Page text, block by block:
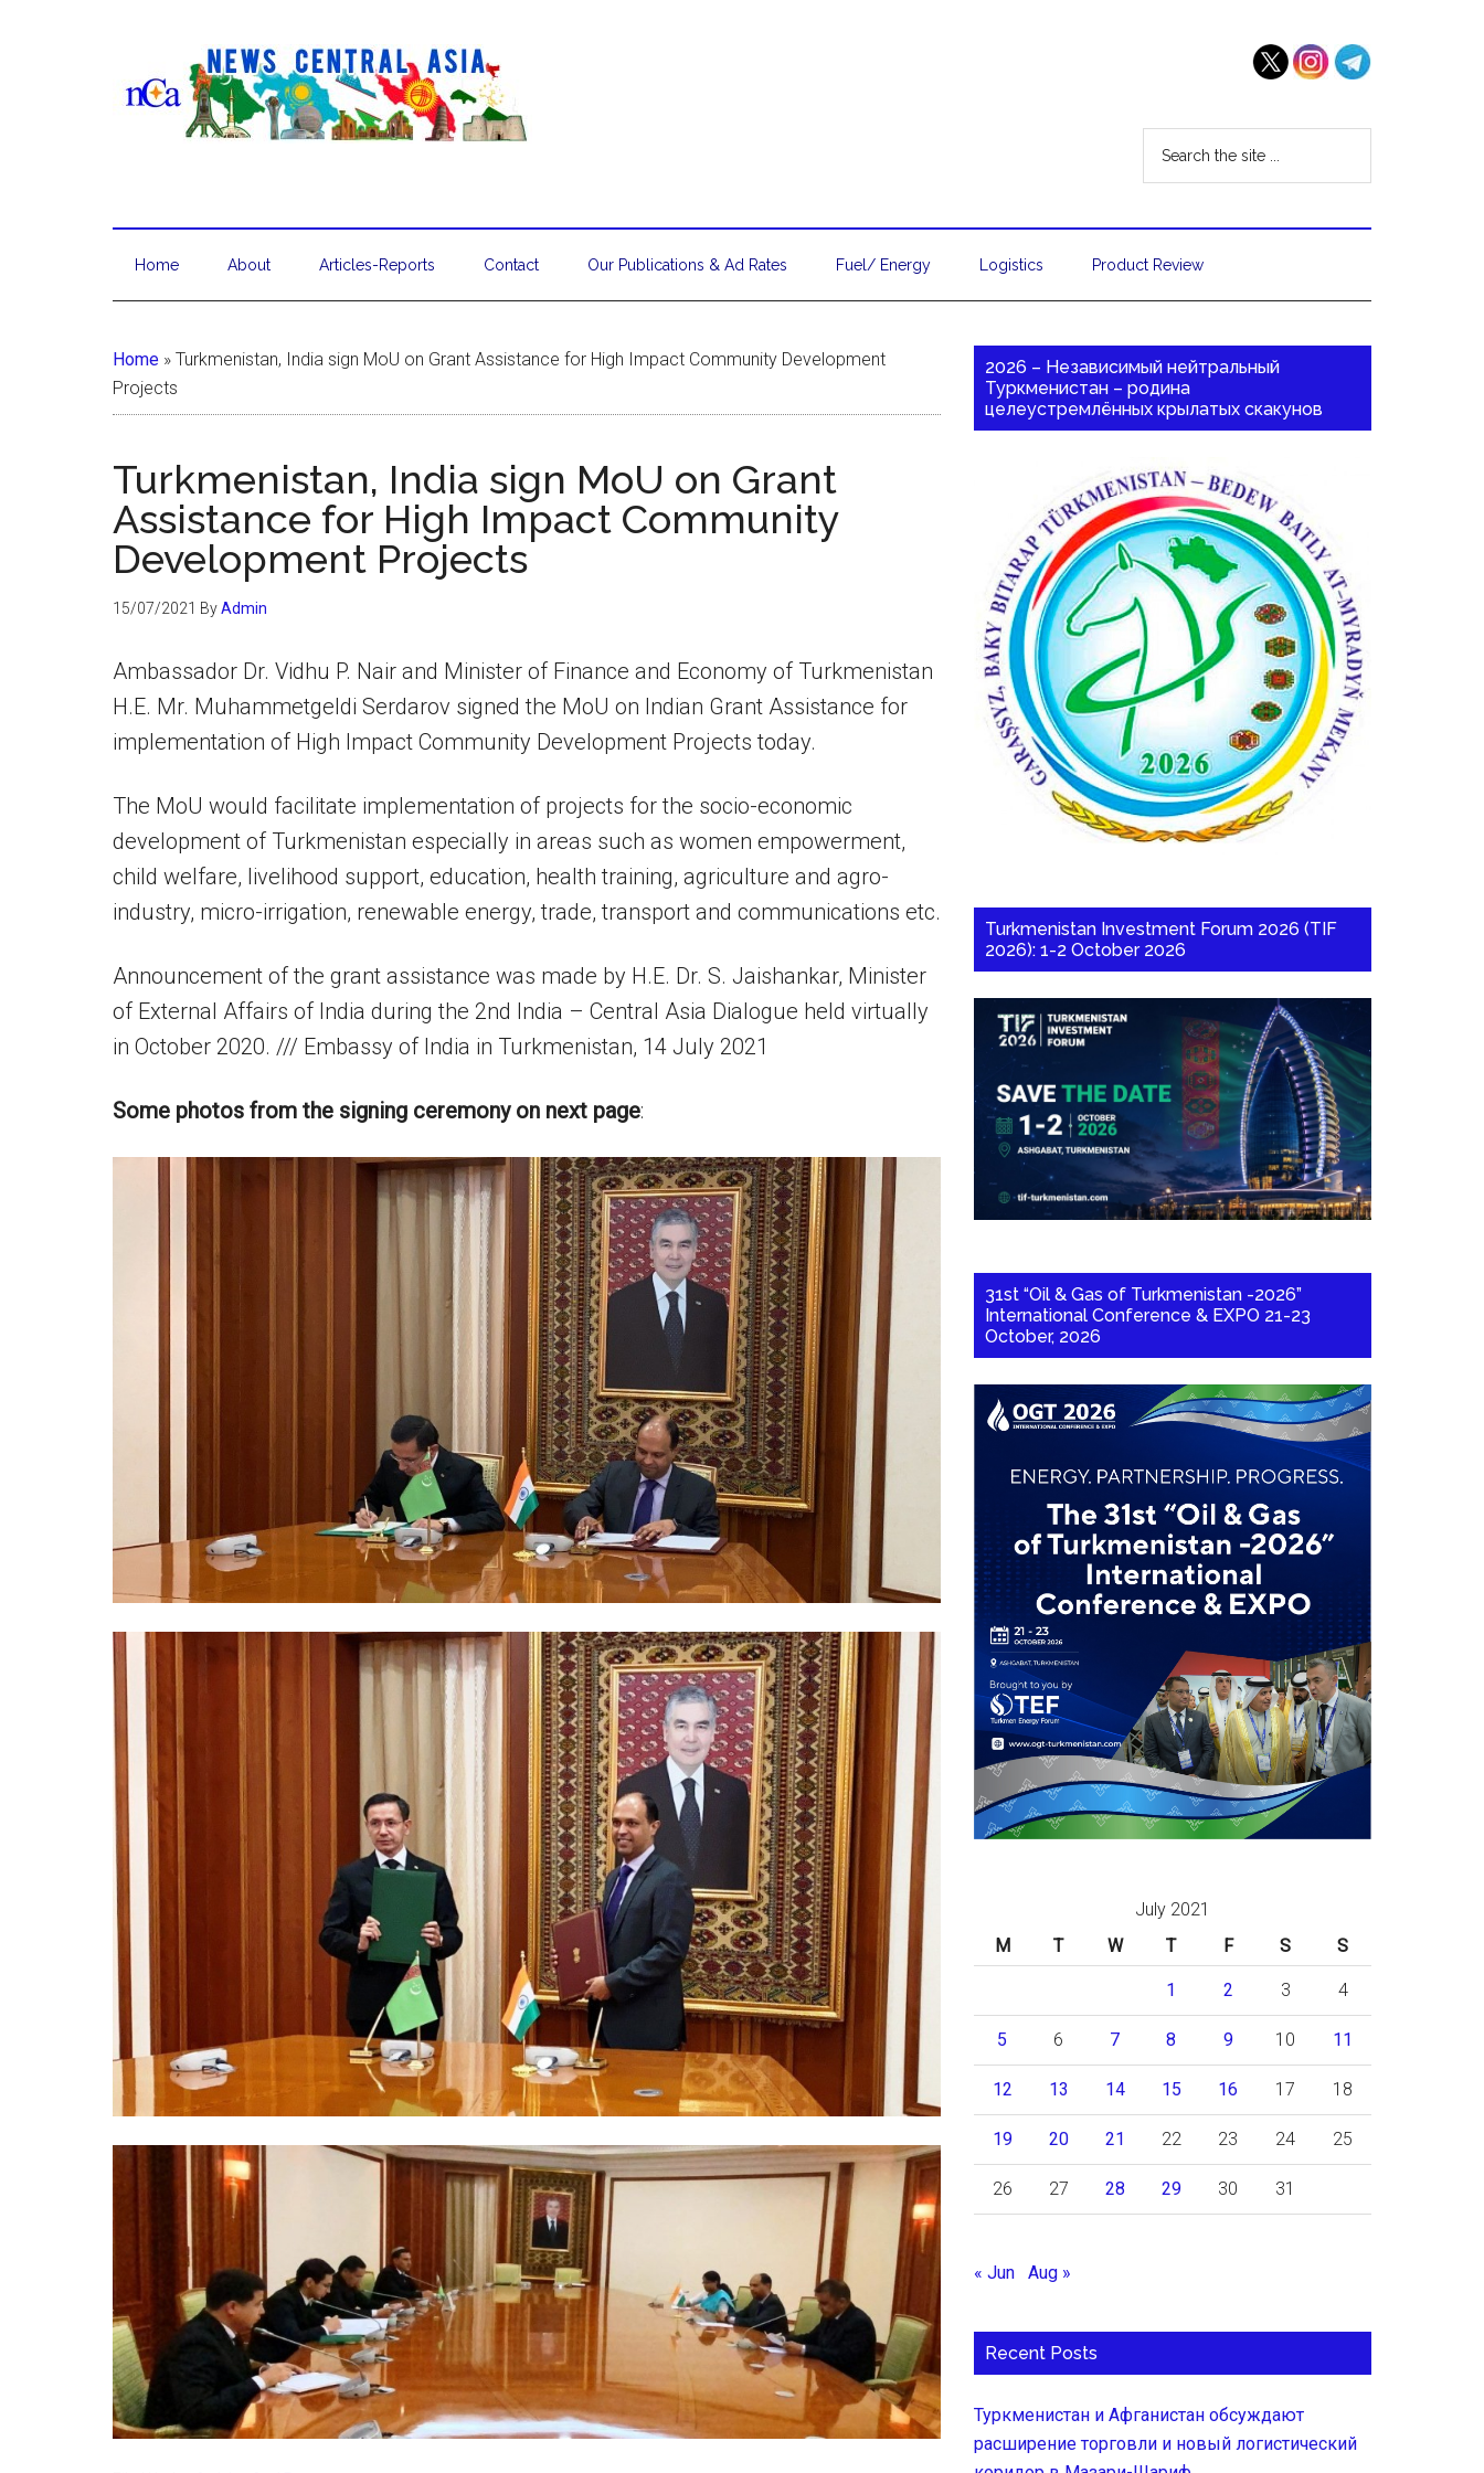
Home About Articles-Reports Contact Our Publications & Ad Rates Fuel/ Energy Logistics Product Review
Home » Turkmenistan, India sign MoU on Grant Assistance for High Impact Community Development
Projects
Turkmenistan, India sign MoU on Grant
Assistance for High Impact Community
Development Projects
15/07/2021 ByAdmin
Ambassador Dr. Vidhu P. Nair and Minister of Finance and Economy of Turkmenistan
H.E. Mr. Muhammetgeldi Serdarov signed the MoU on Indian Grant Assistance for
implementation of High Impact Community Development Projects today.
The MoU would facilitate implementation of projects for the socio-economic
development of Turkmenistan especially in areas such as women empowerment,
child welfare, livelihood support, education, health training, agriculture and agro-
industry, micro-irrigation, renewable energy, trade, transport and communications etc.
Announcement of the grant assistance was made by H.E. Dr. S. Jaishankar, Minister
of External Affairs of India during the 2nd India – Central Asia Dialogue held virtually
in October 2020. /// Embassy of India in Turkmenistan, 14 July 2021
Some photos from the signing ceremony on next page:
2026 – Независимый нейтральный
Туркменистан – родина
целеустремлённых крылатых скакунов
Turkmenistan Investment Forum 2026 (TIF
2026): 1-2 October 2026
31st “Oil & Gas of Turkmenistan -2026”
International Conference & EXPO 21-23
October, 2026
July 2021
M
T W T F S S
1 2 3 4
5 6 7 8 9 10 11
12 13 14 15 16 17 18
19 20 21 22 23 24 25
26 27 28 29 30 31
« Jun Aug »
Recent Posts
Туркменистан и Афганистан обсуждают
расширение торговли и новый логистический